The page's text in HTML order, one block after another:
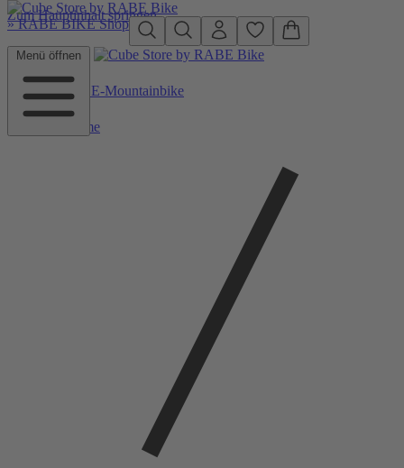
Zum Hauptinhalt springen
»RABE BIKE Shop
Menü öffnen
Zurück zu E-Mountainbike
Home